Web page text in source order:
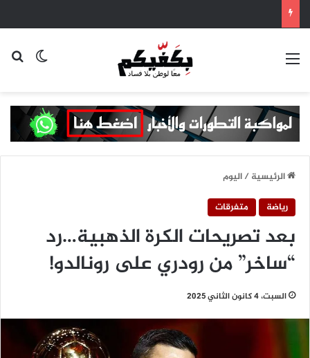
القائمة
الرئيسية/اليوم
رياضة
متفرقات
بعد تصريحات الكرة الذهبية…رد
“ساخر” من رودري على رونالدو!
السبت، 4 كانون الثاني 2025